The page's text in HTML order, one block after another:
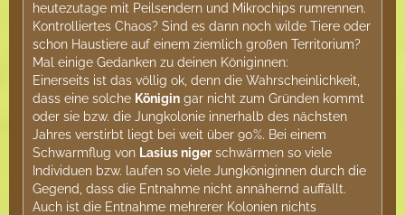
heutezutage mit Peilsendern und Mikrochips rumrennen.
Kontrolliertes Chaos? Sind es dann noch wilde Tiere oder
schon Haustiere auf einem ziemlich großen Territorium?
Mal einige Gedanken zu deinen Königinnen:
Einerseits ist das völlig ok, denn die Wahrscheinlichkeit,
dass eine solche Königin gar nicht zum Gründen kommt
oder sie bzw. die Jungkolonie innerhalb des nächsten
Jahres verstirbt liegt bei weit über 90%. Bei einem
Schwarmflug von Lasius nigerschwärmen so viele
Individuen bzw. laufen so viele Jungköniginnen durch die
Gegend, dass die Entnahme nicht annähernd auffällt.
Auch ist die Entnahme mehrerer Kolonien nichts